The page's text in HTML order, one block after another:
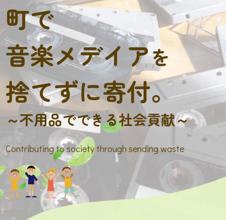
町で
音楽メデイアを
捨てずに寄付。
～不用品でできる社会貢献～
Contributing to society through sending waste